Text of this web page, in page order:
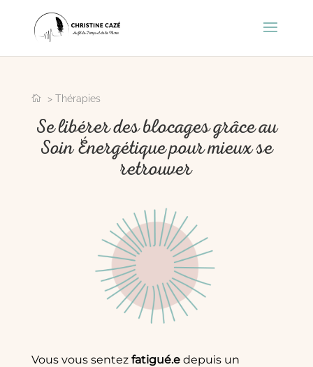
> Thérapies
Se libérer des blocages grâce au
Soin Énergétique pour mieux se
retrouver
Vous vous sentez fatigué.edepuis un